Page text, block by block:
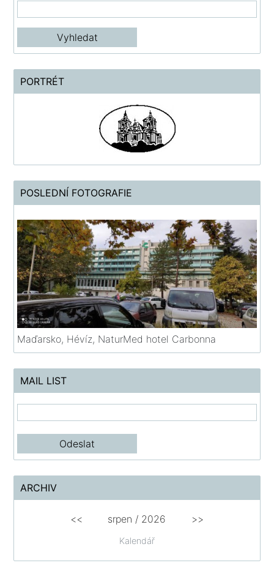
PORTRÉT
POSLEDNÍ FOTOGRAFIE
Maďarsko, Hévíz, NaturMed hotel Carbonna
MAIL LIST
ARCHIV
Kalendář
<< srpen / 2026 >>